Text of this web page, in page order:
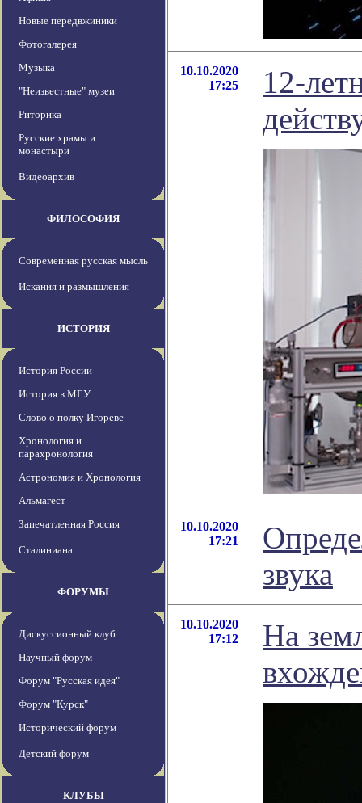
Новые передвжиники
Фотогалерея
Музыка
"Неизвестные" музеи
Риторика
Русские храмы и
монастыри
Видеоархив
ФИЛОСОФИЯ
Современная русская мысль
Искания и размышления
ИСТОРИЯ
История России
История в МГУ
Слово о полку Игореве
Хронология и
парахронология
Астрономия и Хронология
Альмагест
Запечатленная Россия
Сталиниана
ФОРУМЫ
Дискуссионный клуб
Научный форум
Форум "Русская идея"
Форум "Курск"
Исторический форум
Детский форум
КЛУБЫ
10.10.2020
17:25
12-
10.10.2020
17:21
звука
10.10.2020
17:12
На